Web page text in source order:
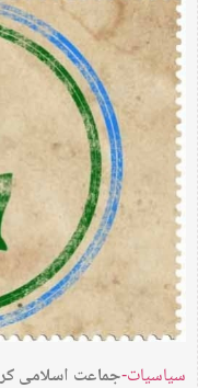
سیاسیات-جماعت اسلامی